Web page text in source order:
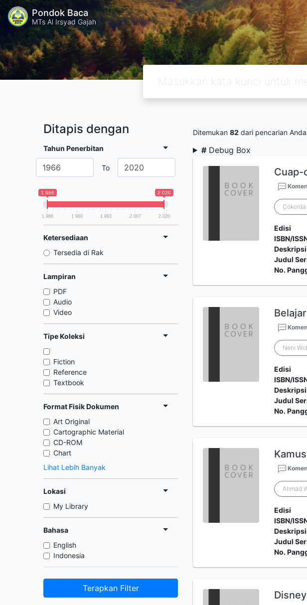
Pondok Baca
MTs Al Irsyad Gajah
Ditapis dengan
Tahun Penerbitan
To
1 966 2 020
1 966 1 980 1 993 2 007 2 020
Ketersediaan
Tersedia di Rak
Lampiran
PDF
Audio
Video
Tipe Koleksi
Fiction
Reference
Textbook
Format Fisik Dokumen
Art Original
Cartographic Material
CD-ROM
Chart
Lihat Lebih Banyak
Lokasi
My Library
Bahasa
English
Indonesia
Terapkan Filter
Ditemukan 82 dari pencarian
# Debug Box
Cuap-
Edisi
ISBN/
Judul
No.
Neni
Edisi
ISBN/
Judul
No.
Ahmad
Edisi
ISBN/
Judul
No.